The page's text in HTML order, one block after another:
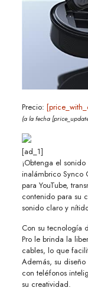
Precio:
(a la fecha
[ad_1]
¡Obtenga el
inalámbrico Synco
para YouTube,
contenido para su
sonido claro y
Con su tecnología
Pro le brinda la
cables, lo que
Además, su
con teléfonos
su creatividad.